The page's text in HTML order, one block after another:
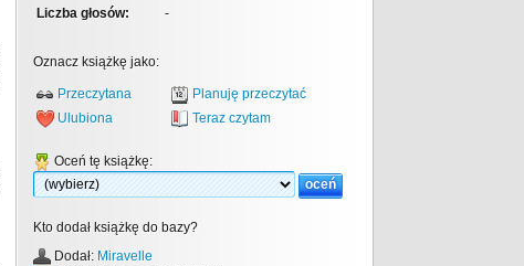
Liczba głosów:
-
Oznacz książkę jako:
Przeczytana
Planuję przeczytać
Ulubiona
Teraz czytam
Oceń tę książkę:
Kto dodał książkę do bazy?
Dodał: Miravelle